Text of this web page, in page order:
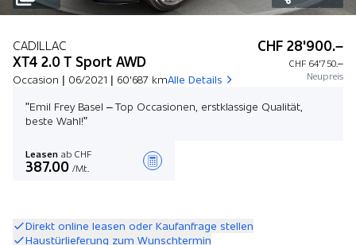
CADILLAC
XT4 2.0 T Sport AWD
Occasion | 06/2021 | 60'687 kmAlle Details
CHF 28'900.–
CHF 64'750.–
Neupreis
"Emil Frey Basel – Top Occasionen, erstklassige Qualität,
beste Wahl!"
Leasen ab CHF
387.00 /Mt.
Direkt online leasen oder Kaufanfrage stellen
Haustürlieferung zum Wunschtermin